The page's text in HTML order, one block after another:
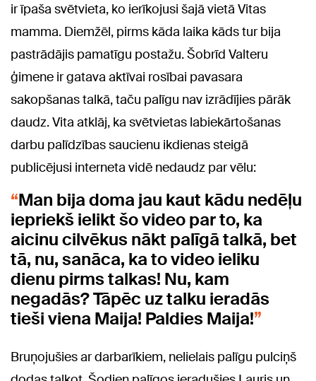
ir īpaša svētvieta, ko ierīkojusi šajā vietā Vitas
mamma. Diemžēl, pirms kāda laika kāds tur bija
pastrādājis pamatīgu postažu. Šobrīd Valteru
ģimene ir gatava aktīvai rosībai pavasara
sakopšanas talkā, taču palīgu nav izrādījies pārāk
daudz. Vita atklāj, ka svētvietas labiekārtošanas
darbu palīdzības saucienu ikdienas steigā
publicējusi interneta vidē nedaudz par vēlu:
Man bija doma jau kaut kādu nedēļu
iepriekš ielikt šo video par to, ka
aicinu cilvēkus nākt palīgā talkā, bet
tā, nu, sanāca, ka to video ieliku
dienu pirms talkas! Nu, kam
negadās? Tāpēc uz talku ieradās
tieši viena Maija! Paldies Maija!
Bruņojušies ar darbarīkiem, nelielais palīgu pulciņš